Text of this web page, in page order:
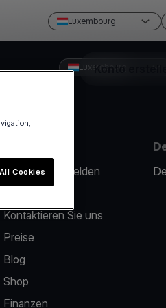
Luxembourg
Konto
Luxembourg
Ein Problem melden
Kontaktieren Sie uns
Preise
Blog
Shop
Finanzen
Cookies